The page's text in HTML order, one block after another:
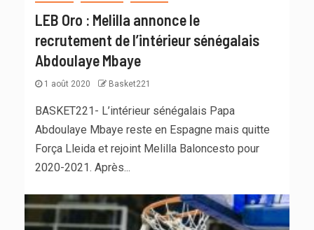
LEB Oro : Melilla annonce le
recrutement de l’intérieur sénégalais
Abdoulaye Mbaye
1 août 2020 Basket221
BASKET221- L’intérieur sénégalais Papa
Abdoulaye Mbaye reste en Espagne mais quitte
Força Lleida et rejoint Melilla Baloncesto pour
2020-2021. Après...